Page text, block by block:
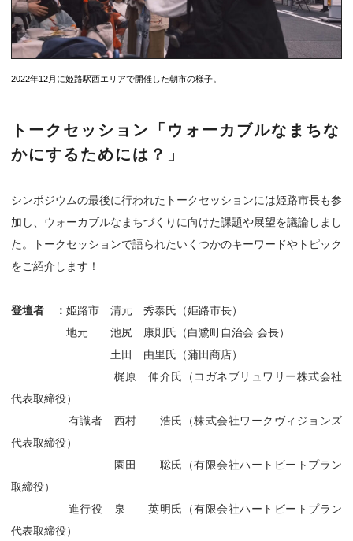
2022年12月に姫路駅西エリアで開催した朝市の様子。
トークセッション「ウォーカブルなまちな
かにするためには？」
シンポジウムの最後に行われたトークセッションには姫路市長も参
加し、ウォーカブルなまちづくりに向けた課題や展望を議論しまし
た。トークセッションで語られたいくつかのキーワードやトピック
をご紹介します！
登壇者 ： 姫路市 清元 秀泰氏（姫路市長）
地元 池尻 康則氏（白鷺町自治会 会長）
土田 由里氏（蒲田商店）
梶原 伸介氏（コガネブリュワリー株式会社
代表取締役）
有識者 西村 浩氏（株式会社ワークヴィジョンズ
代表取締役）
園田 聡氏（有限会社ハートビートプラン
取締役）
進行役 泉 英明氏（有限会社ハートビートプラン
代表取締役）